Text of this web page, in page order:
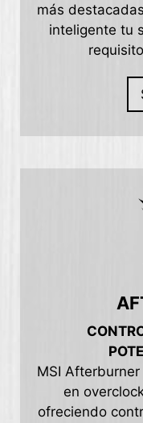
más
inteligente tu
MSI
en
ofreciendo